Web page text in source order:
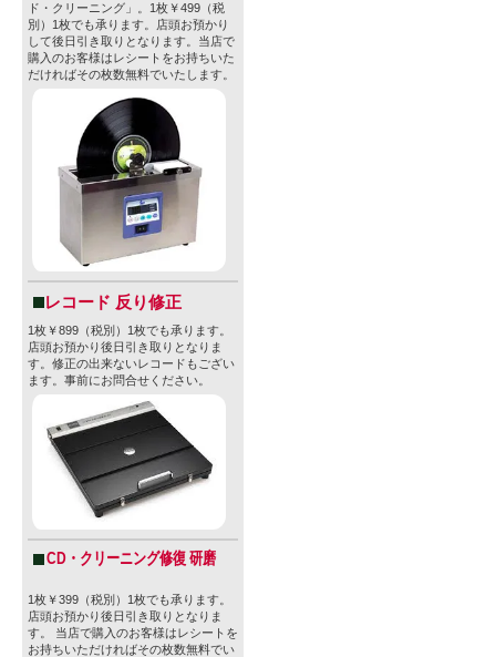
ド・クリーニング」。1枚￥499（税
別）1枚でも承ります。店頭お預かり
して後日引き取りとなります。当店で
購入のお客様はレシートをお持ちいた
だければその枚数無料でいたします。
レコード 反り修正
1枚￥899（税別）1枚でも承ります。
店頭お預かり後日引き取りとなりま
す。修正の出来ないレコードもござい
ます。事前にお問合せください。
CD・クリーニング修復 研磨
1枚￥399（税別）1枚でも承ります。
店頭お預かり後日引き取りとなりま
す。 当店で購入のお客様はレシートを
お持ちいただければその枚数無料でい